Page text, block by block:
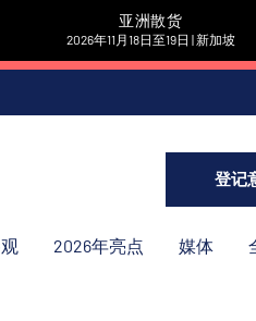
亚洲散货
2026年11月18日至19日 | 新加坡
登记
2026年亮点 媒体